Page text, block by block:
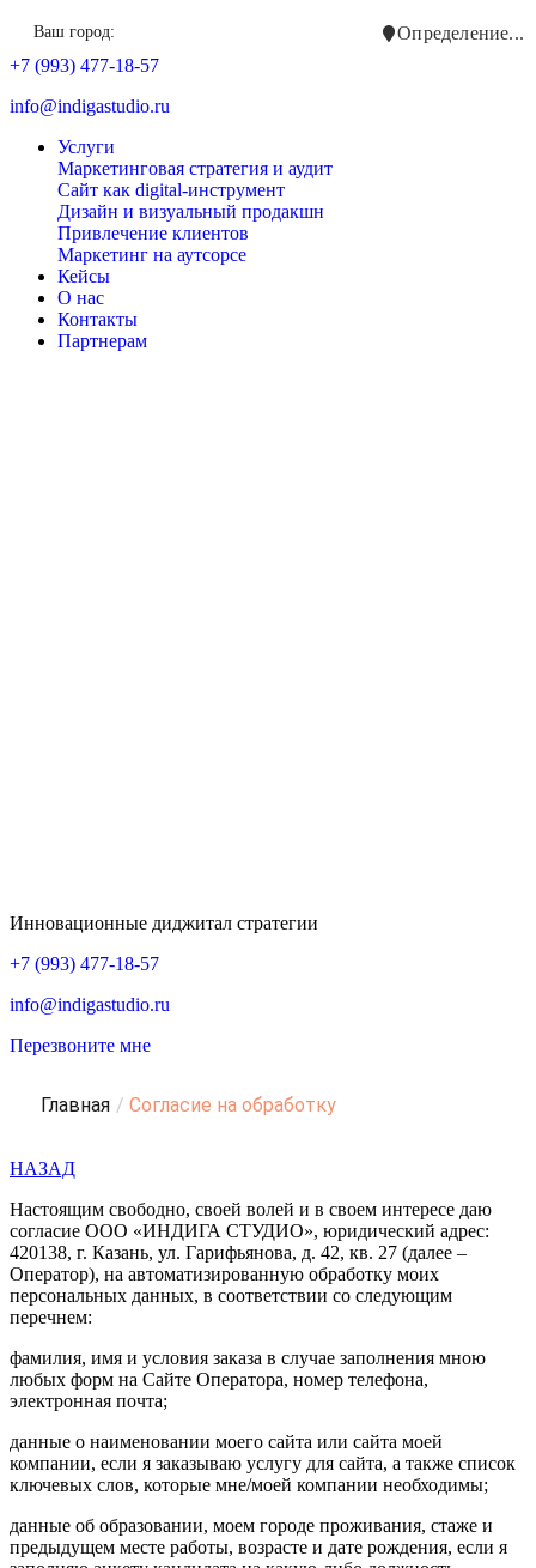
Ваш город:
Определение...
+7 (993) 477-18-57
info@indigastudio.ru
Услуги
Маркетинговая стратегия и аудит
Сайт как digital-инструмент
Дизайн и визуальный продакшн
Привлечение клиентов
Маркетинг на аутсорсе
Кейсы
О нас
Контакты
Партнерам
Инновационные диджитал стратегии
+7 (993) 477-18-57
info@indigastudio.ru
Перезвоните мне
Главная / Согласие на обработку
НАЗАД
Настоящим свободно, своей волей и в своем интересе даю
согласие ООО «ИНДИГА СТУДИО», юридический адрес:
420138, г. Казань, ул. Гарифьянова, д. 42, кв. 27 (далее –
Оператор), на автоматизированную обработку моих
персональных данных, в соответствии со следующим
перечнем:
фамилия, имя и условия заказа в случае заполнения мною
любых форм на Сайте Оператора, номер телефона,
электронная почта;
данные о наименовании моего сайта или сайта моей
компании, если я заказываю услугу для сайта, а также список
ключевых слов, которые мне/моей компании необходимы;
данные об образовании, моем городе проживания, стаже и
предыдущем месте работы, возрасте и дате рождения, если я